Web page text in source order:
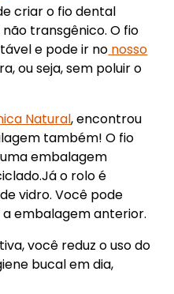
criar o fio dental
transgênico. O fio
e pode ir no nosso
ou seja, sem poluir o
Natural, encontrou
também! O fio
embalagem
o rolo é
vidro. Você pode
embalagem anterior.
você reduz o uso do
bucal em dia,